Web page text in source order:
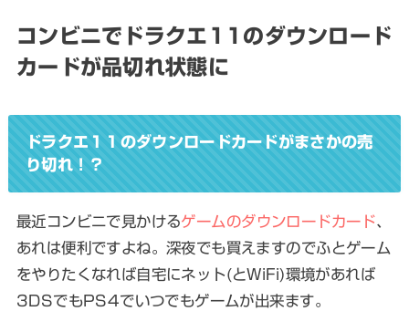
コンビニでドラクエ11のダウンロード
カードが品切れ状態に
ドラクエ１１のダウンロードカードがまさかの売
り切れ！？
最近コンビニで見かけるゲームのダウンロードカード、
あれは便利ですよね。深夜でも買えますのでふとゲーム
をやりたくなれば自宅にネット(とWiFi)環境があれば
3DSでもPS4でいつでもゲームが出来ます。